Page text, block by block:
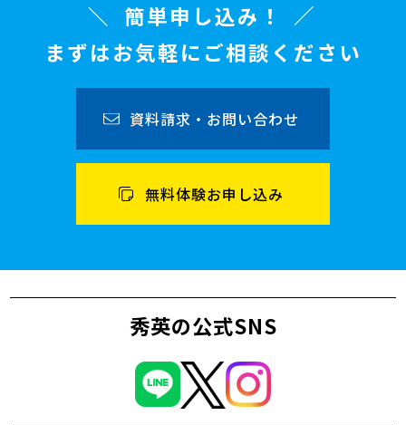
簡単申し込み！
まずはお気軽にご相談ください
資料請求・お問い合わせ
無料体験お申し込み
秀英の公式SNS